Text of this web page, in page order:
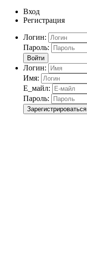
Вход
Регистрация
Логин:
Пароль:
Войти
Логин:
Имя:
Е_майл:
Пароль:
Зарегистрироваться